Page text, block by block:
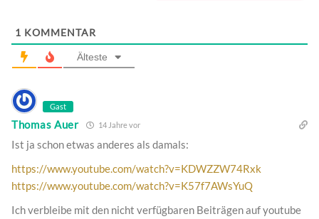
1 KOMMENTAR
Älteste
Gast
Thomas Auer 14 Jahre vor
Ist ja schon etwas anderes als damals:
https://www.youtube.com/watch?v=KDWZZW74Rxk
https://www.youtube.com/watch?v=K57f7AWsYuQ
Ich verbleibe mit den nicht verfügbaren Beiträgen auf youtube